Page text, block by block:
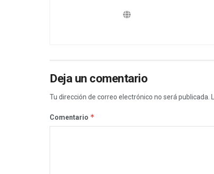
Deja un comentario
Tu dirección de correo electrónico no será publicada.
Comentario *